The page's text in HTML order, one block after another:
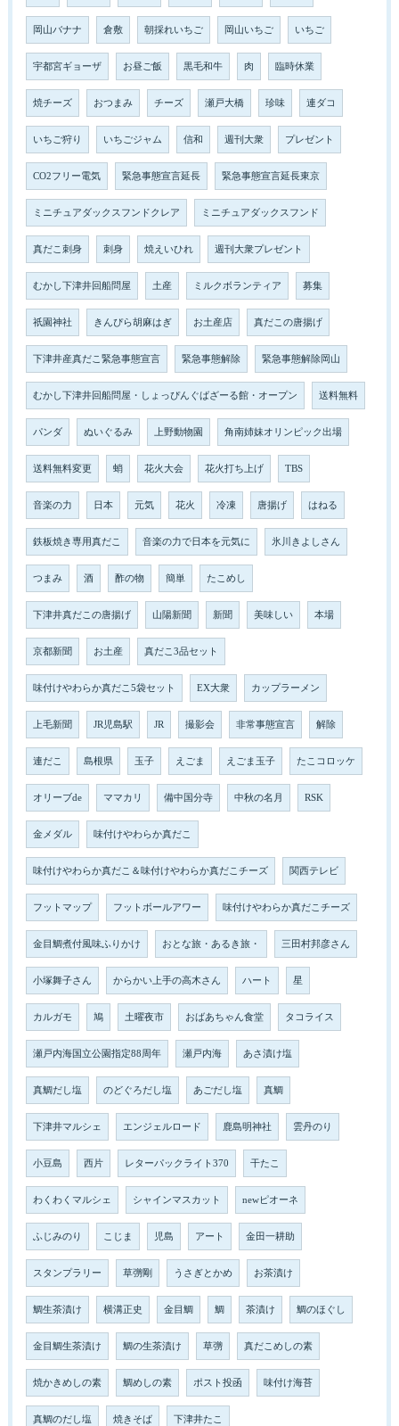
岡山バナナ 倉敷 朝採れいちご 岡山いちご いちご
宇都宮ギョーザ お昼ご飯 黒毛和牛 肉 臨時休業
焼チーズ おつまみ チーズ 瀬戸大橋 珍味 連ダコ
いちご狩り いちごジャム 信和 週刊大衆 プレゼント
CO2フリー電気 緊急事態宣言延長 緊急事態宣言延長東京
ミニチュアダックスフンドクレア ミニチュアダックスフンド
真だこ刺身 刺身 焼えいひれ 週刊大衆プレゼント
むかし下津井回船問屋 土産 ミルクボランティア 募集
祇園神社 きんぴら胡麻はぎ お土産店 真だこの唐揚げ
下津井産真だこ緊急事態宣言 緊急事態解除 緊急事態解除岡山
むかし下津井回船問屋・しょっぴんぐばざーる館・オープン 送料無料
パンダ ぬいぐるみ 上野動物園 角南姉妹オリンピック出場
送料無料変更 蛸 花火大会 花火打ち上げ TBS
音楽の力 日本 元気 花火 冷凍 唐揚げ はねる
鉄板焼き専用真だこ 音楽の力で日本を元気に 氷川きよしさん
つまみ 酒 酢の物 簡単 たこめし
下津井真だこの唐揚げ 山陽新聞 新聞 美味しい 本場
京都新聞 お土産 真だこ3品セット
味付けやわらか真だこ5袋セット EX大衆 カップラーメン
上毛新聞 JR児島駅 JR 撮影会 非常事態宣言 解除
連だこ 島根県 玉子 えごま えごま玉子 たこコロッケ
オリーブde ママカリ 備中国分寺 中秋の名月 RSK
金メダル 味付けやわらか真だこ
味付けやわらか真だこ＆味付けやわらか真だこチーズ 関西テレビ
フットマップ フットボールアワー 味付けやわらか真だこチーズ
金目鯛煮付風味ふりかけ おとな旅・あるき旅・ 三田村邦彦さん
小塚舞子さん からかい上手の高木さん ハート 星
カルガモ 鳩 土曜夜市 おばあちゃん食堂 タコライス
瀬戸内海国立公園指定88周年 瀬戸内海 あさ漬け塩
真鯛だし塩 のどぐろだし塩 あごだし塩 真鯛
下津井マルシェ エンジェルロード 鹿島明神社 雲丹のり
小豆島 西片 レターパックライト370 干たこ
わくわくマルシェ シャインマスカット newピオーネ
ふじみのり こじま 児島 アート 金田一耕助
スタンプラリー 草彅剛 うさぎとかめ お茶漬け
鯛生茶漬け 横溝正史 金目鯛 鯛 茶漬け 鯛のほぐし
金目鯛生茶漬け 鯛の生茶漬け 草彅 真だこめしの素
焼かきめしの素 鯛めしの素 ポスト投函 味付け海苔
真鯛のだし塩 焼きそば 下津井たこ